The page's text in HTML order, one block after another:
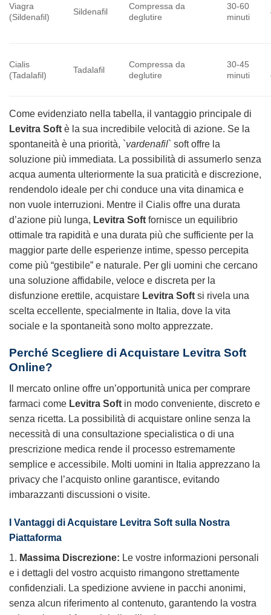
Viagra
(Sildenafil)
Sildenafil
Compressa da
deglutire
30-60
minuti
Cialis
(Tadalafil)
Tadalafil
Compressa da
deglutire
30-45
minuti
Come evidenziato nella tabella, il vantaggio principale di
Levitra Soft è la sua incredibile velocità di azione. Se la
spontaneità è una priorità, `vardenafil` soft offre la
soluzione più immediata. La possibilità di assumerlo senza
acqua aumenta ulteriormente la sua praticità e discrezione,
rendendolo ideale per chi conduce una vita dinamica e
non vuole interruzioni. Mentre il Cialis offre una durata
d’azione più lunga, Levitra Soft fornisce un equilibrio
ottimale tra rapidità e una durata più che sufficiente per la
maggior parte delle esperienze intime, spesso percepita
come più “gestibile” e naturale. Per gli uomini che cercano
una soluzione affidabile, veloce e discreta per la
disfunzione erettile, acquistare Levitra Soft si rivela una
scelta eccellente, specialmente in Italia, dove la vita
sociale e la spontaneità sono molto apprezzate.
Perché Scegliere di Acquistare Levitra Soft
Online?
Il mercato online offre un’opportunità unica per comprare
farmaci come Levitra Soft in modo conveniente, discreto e
senza ricetta. La possibilità di acquistare online senza la
necessità di una consultazione specialistica o di una
prescrizione medica rende il processo estremamente
semplice e accessibile. Molti uomini in Italia apprezzano la
privacy che l’acquisto online garantisce, evitando
imbarazzanti discussioni o visite.
I Vantaggi di Acquistare Levitra Soft sulla Nostra
Piattaforma
1. Massima Discrezione: Le vostre informazioni personali
e i dettagli del vostro acquisto rimangono strettamente
confidenziali. La spedizione avviene in pacchi anonimi,
senza alcun riferimento al contenuto, garantendo la vostra